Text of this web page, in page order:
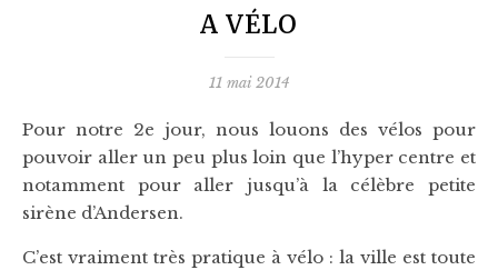
A VÉLO
11 mai 2014
Pour notre 2e jour, nous louons des vélos pour
pouvoir aller un peu plus loin que l’hyper centre et
notamment pour aller jusqu’à la célèbre petite
sirène d’Andersen.
C’est vraiment très pratique à vélo : la ville est toute